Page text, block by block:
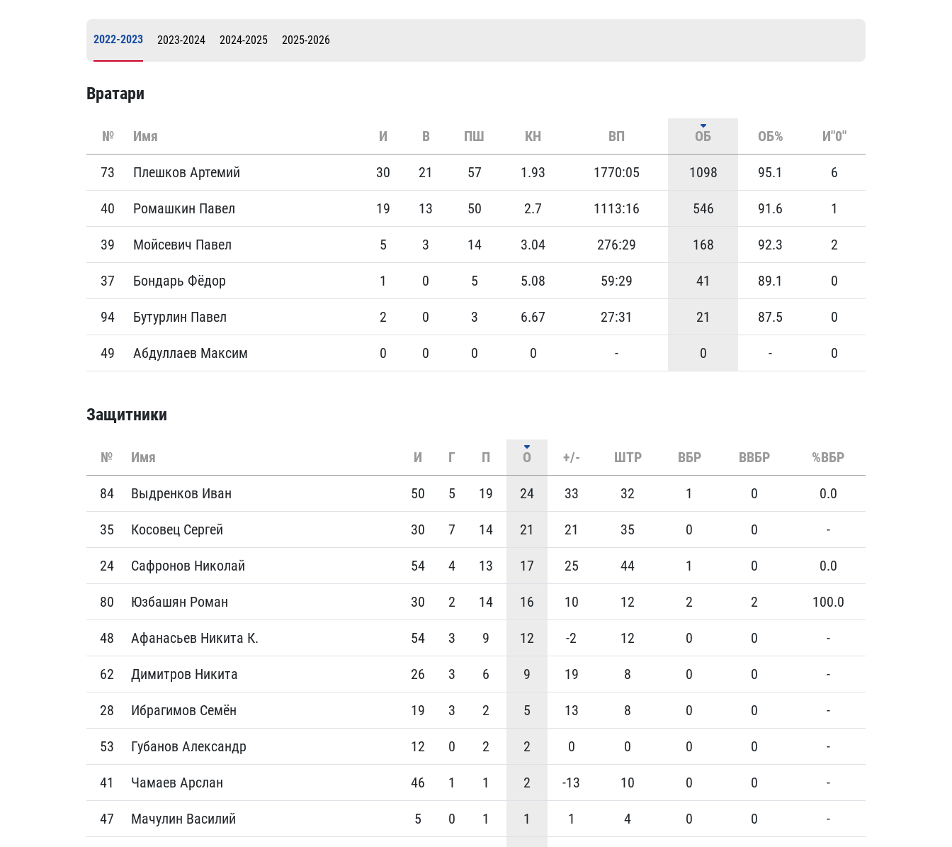
2022-2023 2023-2024 2024-2025 2025-2026
Вратари
№ Имя И В ПШ КН ВП ОБ ОБ% И"0"
73 Плешков Артемий 30 21 57 1.93 1770:05 1098 95.1 6
40 Ромашкин Павел 19 13 50 2.7 1113:16 546 91.6 1
39 Мойсевич Павел 5 3 14 3.04 276:29 168 92.3 2
37 Бондарь Фёдор 1 0 5 5.08 59:29 41 89.1 0
94 Бутурлин Павел 2 0 3 6.67 27:31 21 87.5 0
49 Абдуллаев Максим 0 0 0 0 - 0 - 0
Защитники
№ Имя И Г П О +/- ШТР ВБР ВВБР %ВБР
84 Выдренков Иван 50 5 19 24 33 32 1 0 0.0
35 Косовец Сергей 30 7 14 21 21 35 0 0 -
24 Сафронов Николай 54 4 13 17 25 44 1 0 0.0
80 Юзбашян Роман 30 2 14 16 10 12 2 2 100.0
48 Афанасьев Никита К. 54 3 9 12 -2 12 0 0 -
62 Димитров Никита 26 3 6 9 19 8 0 0 -
28 Ибрагимов Семён 19 3 2 5 13 8 0 0 -
53 Губанов Александр 12 0 2 2 0 0 0 0 -
41 Чамаев Арслан 46 1 1 2 -13 10 0 0 -
47 Мачулин Василий 5 0 1 1 1 4 0 0 -